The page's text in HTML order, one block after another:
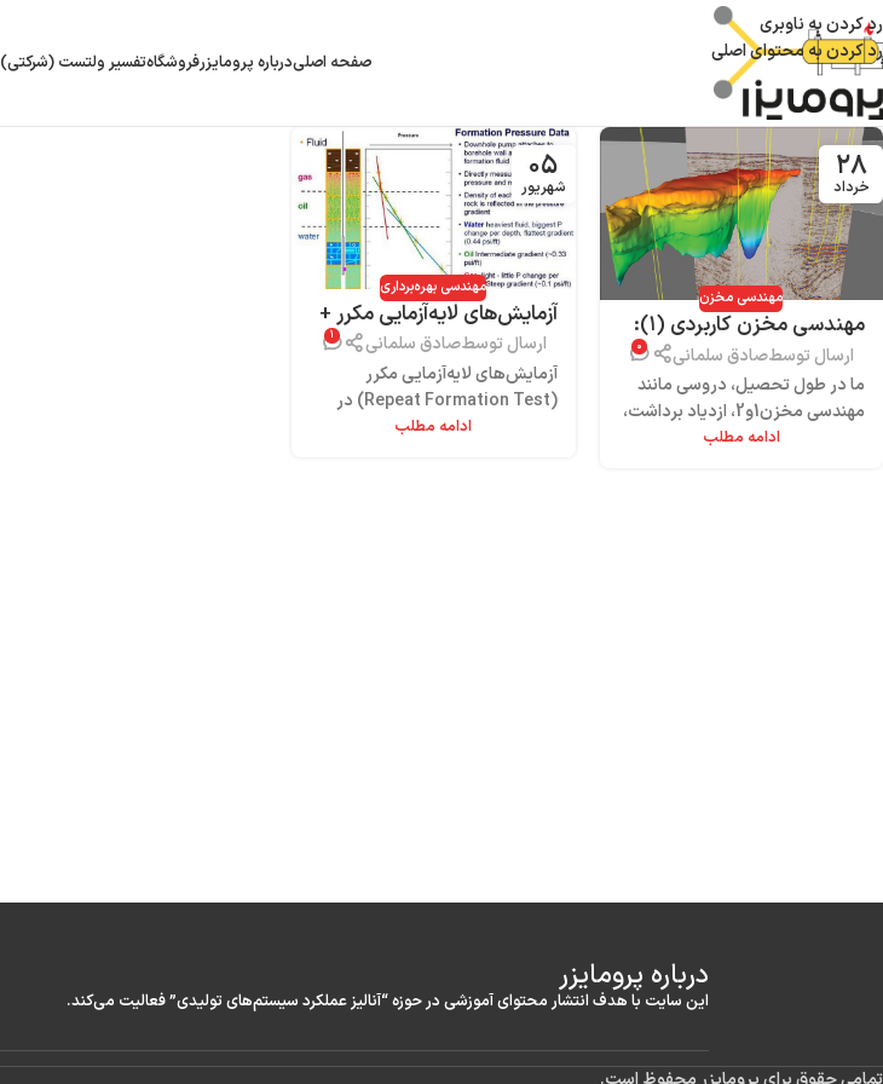
رد کردن به ناوبری
رد کردن به محتوای اصلی
صفحه اصلیدرباره پرومایزرفروشگاهتفسیر ولتست (شرکتی)
۲۸
خرداد
مهندسی مخزن
مهندسی مخزن کاربردی (۱):
اهمیت داده‌های مغزه + یک
سری مفاهیم مهم
ارسال توسطصادق سلمانی ۰
ما در طول تحصیل، دروسی مانند
مهندسی مخزن1و2، ازدیاد برداشت،
مخازن شکافدار، آزمایشگاه سنگ و
ادامه مطلب
۰۵
شهریور
مهندسی بهره‌برداری
آزمایش‌های لایه‌آزمایی مکرر +
یک مثال واقعی از چاه‌های
ایران
ارسال توسطصادق سلمانی ۱
آزمایش‌های لایه‌آزمایی مکرر
(Repeat Formation Test) در
مراحل توسعه مخازن و نیز در زمان
ادامه مطلب
درباره‌ پرومایزر
این سایت با هدف انتشار محتوای آموزشی در حوزه “آنالیز عملکرد سیستم‌های تولیدی” فعالیت می‌کند.